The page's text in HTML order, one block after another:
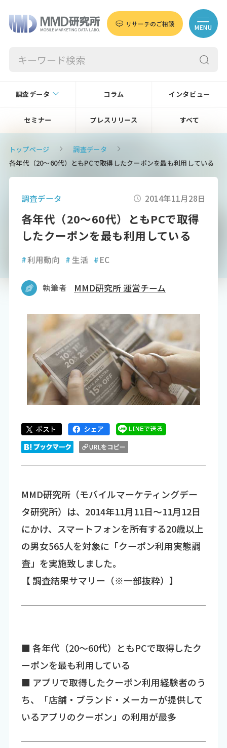
リサーチのご相談 MENU
調査データ コラム インタビュー
セミナー プレスリリース すべて
トップページ
調査データ
各年代（20～60代）ともPCで取得したクーポンを最も利用している
調査データ 2014年11月28日
各年代（20～60代）ともPCで取得
したクーポンを最も利用している
#利用動向 # 生活 #EC
執筆者 MMD研究所 運営チーム
MMD研究所（モバイルマーケティングデー
タ研究所）は、2014年11月11日～11月12日
にかけ、スマートフォンを所有する20歳以上
の男女565人を対象に「クーポン利用実態調
査」を実施致しました。
【 調査結果サマリー（※一部抜粋）】
■ 各年代（20～60代）ともPCで取得したク
ーポンを最も利用している
■ アプリで取得したクーポン利用経験者のう
ち、「店舗・ブランド・メーカーが提供して
いるアプリのクーポン」の利用が最多